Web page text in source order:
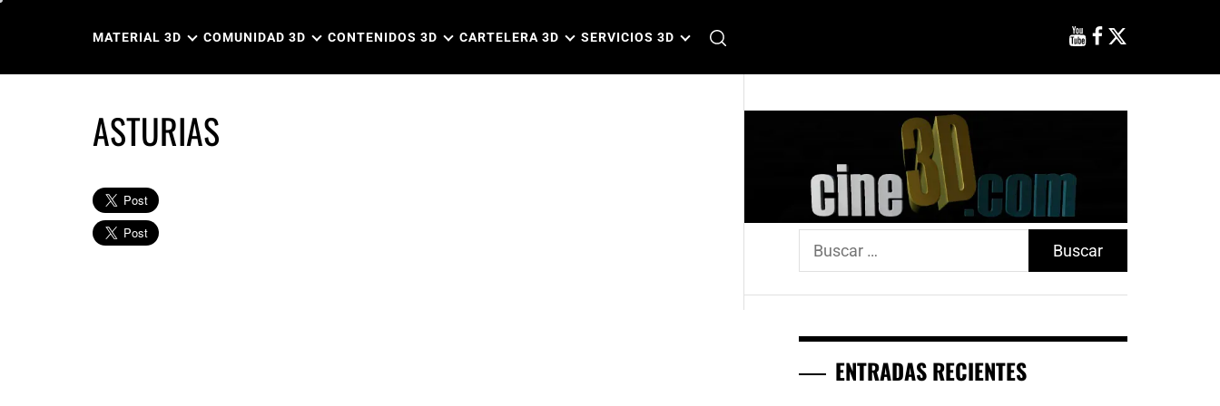
MATERIAL 3D COMUNIDAD 3D CONTENIDOS 3D CARTELERA 3D SERVICIOS 3D
ASTURIAS
Buscar:
ENTRADAS RECIENTES